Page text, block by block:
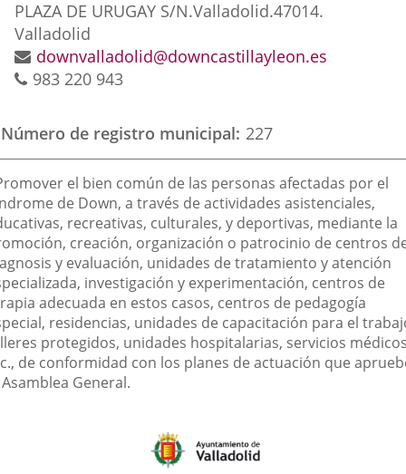
Dirección
postal
PLAZA DE URUGAY S/N.Valladolid.47014.
Valladolid
Dirección
de
electrónico
downvalladolid@downcastillayleon.es
Teléfonos
983 220 943
Número de registro municipal 227
el bien común de las personas afectadas por el
de Down, a través de actividades asistenciales,
recreativas, culturales, y deportivas, mediante la
creación, organización o patrocinio de centros
y evaluación, unidades de tratamiento y atención
investigación y experimentación, centros de
adecuada en estos casos, centros de pedagogía
residencias, unidades de capacitación para el
protegidos, unidades hospitalarias, servicios
de conformidad con los planes de actuación que
General.